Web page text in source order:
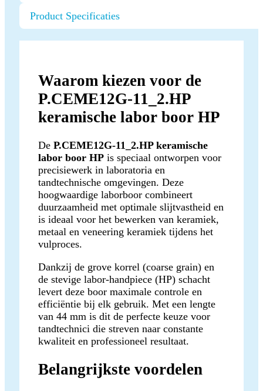
Product Specificaties
Waarom kiezen voor de
P.CEME12G-11_2.HP
keramische labor boor HP
De P.CEME12G-11_2.HP keramische
labor boor HP is speciaal ontworpen voor
precisiewerk in laboratoria en
tandtechnische omgevingen. Deze
hoogwaardige laborboor combineert
duurzaamheid met optimale slijtvastheid en
is ideaal voor het bewerken van keramiek,
metaal en veneering keramiek tijdens het
vulproces.
Dankzij de grove korrel (coarse grain) en
de stevige labor-handpiece (HP) schacht
levert deze boor maximale controle en
efficiëntie bij elk gebruik. Met een lengte
van 44 mm is dit de perfecte keuze voor
tandtechnici die streven naar constante
kwaliteit en professioneel resultaat.
Belangrijkste voordelen